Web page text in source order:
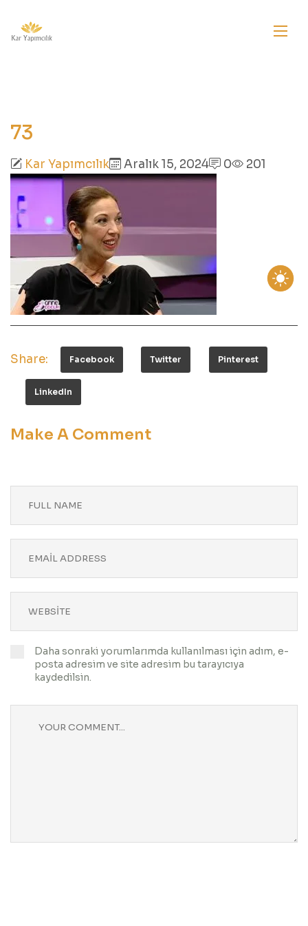
73
Kar Yapımcılık Aralık 15, 2024 0 201
Share: Facebook Twitter Pinterest
LinkedIn
Make A Comment
Daha sonraki yorumlarımda kullanılması için adım, e-
posta adresim ve site adresim bu tarayıcıya
kaydedilsin.